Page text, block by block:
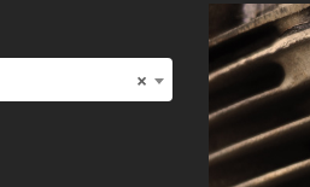
×